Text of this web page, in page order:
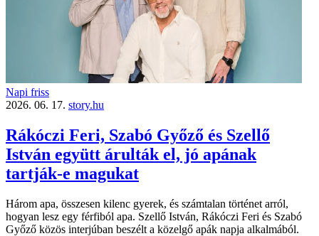
Napi friss
2026. 06. 17. story.hu
Rákóczi Feri, Szabó Győző és Szellő
István együtt árulták el, jó apának
tartják-e magukat
Három apa, összesen kilenc gyerek, és számtalan történet arról,
hogyan lesz egy férfiból apa. Szellő István, Rákóczi Feri és Szabó
Győző közös interjúban beszélt a közelgő apák napja alkalmából.